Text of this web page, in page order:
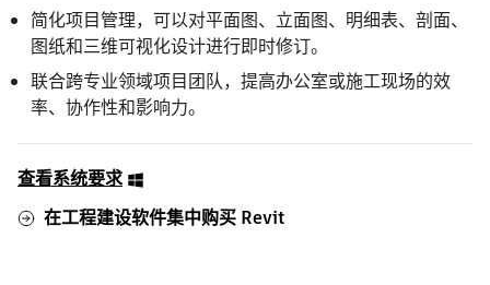
简化项目管理，可以对平面图、立面图、明细表、剖面、
图纸和三维可视化设计进行即时修订。
联合跨专业领域项目团队，提高办公室或施工现场的效
率、协作性和影响力。
查看系统要求
在工程建设软件集中购买 Revit